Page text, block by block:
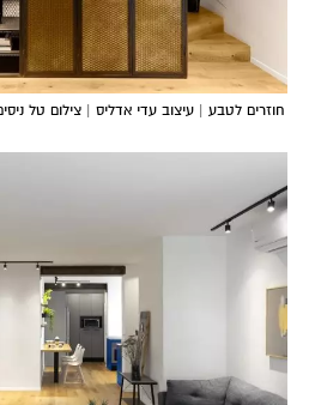
חוזרים לטבע | עיצוב עדי אדליס | צילום טל ניסים